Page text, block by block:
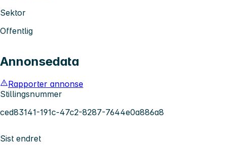
Sektor
Offentlig
Annonsedata
Rapporter annonse
Stillingsnummer
ced83141-191c-47c2-8287-7644e0a886a8
Sist endret